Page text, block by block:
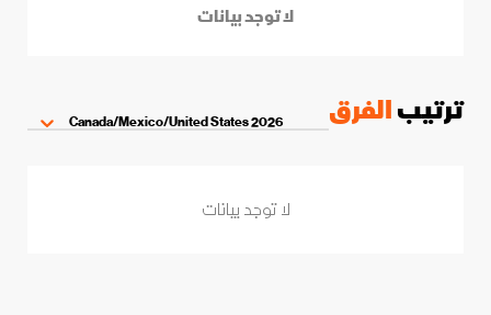
لا توجد بيانات
ترتيبالفرق 2026 Canada/Mexico/United States
لا توجد بيانات